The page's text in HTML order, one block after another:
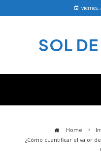
viernes,
SOL
Home
¿Cómo cuantificar el valor